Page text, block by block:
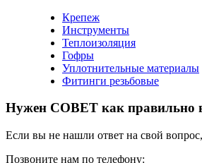
Крепеж
Инструменты
Теплоизоляция
Гофры
Уплотнительные материалы
Фитинги резьбовые
Нужен СОВЕТ как правильно
Если вы не нашли ответ на свой
Позвоните нам по телефону: